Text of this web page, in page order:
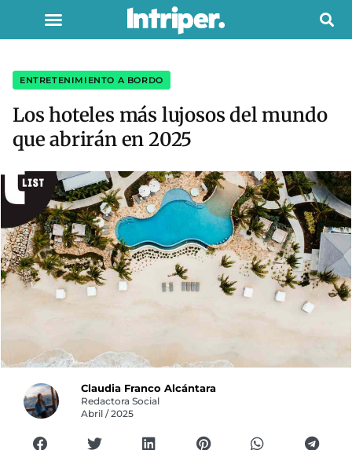
ENTRETENIMIENTO A BORDO
Los hoteles más lujosos del mundo
que abrirán en 2025
Claudia Franco Alcántara
Redactora Social
Abril / 2025